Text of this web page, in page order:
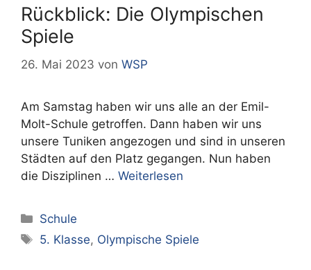
Rückblick: Die Olympischen
Spiele
26. Mai 2023 von WSP
Am Samstag haben wir uns alle an der Emil-
Molt-Schule getroffen. Dann haben wir uns
unsere Tuniken angezogen und sind in unseren
Städten auf den Platz gegangen. Nun haben
die Disziplinen … Weiterlesen
Kategorien
Schule
Schlagwörter
5. Klasse, Olympische Spiele